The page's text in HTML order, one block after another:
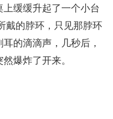
缓缓升起了一个小台
戴的脖环，只见那脖环
的滴滴声，几秒后，
爆炸了开来。